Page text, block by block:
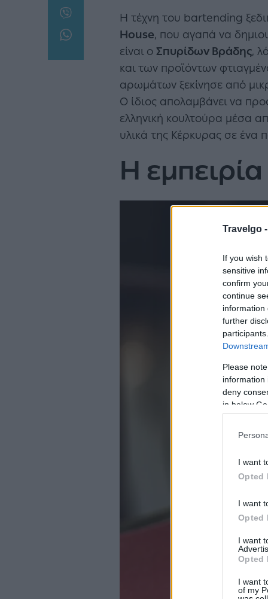
Travelgo -
If you wish
sensitive
confirm
continue
information
further
Please
information
deny
in below
I want
Opted
I want
Opted
I want
Opted
I want
of my
Η τέχνη του bartending
House, που αγαπά να
είναι ο Σπυρίδων Βράδης,
και των προϊόντων
αρωμάτων ξεκίνησε από
Ο ίδιος απολαμβάνει να
ελληνική κουλτούρα μέσα
υλικά της Κέρκυρας σε ένα
Η